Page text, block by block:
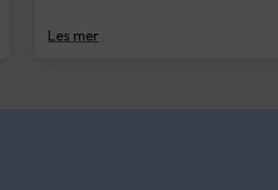
Les mer